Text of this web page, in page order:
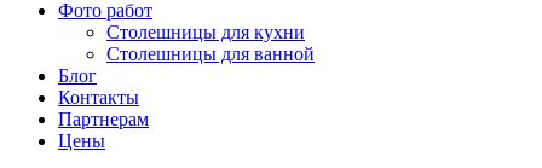
Фото работ
Столешницы для кухни
Столешницы для ванной
Блог
Контакты
Партнерам
Цены